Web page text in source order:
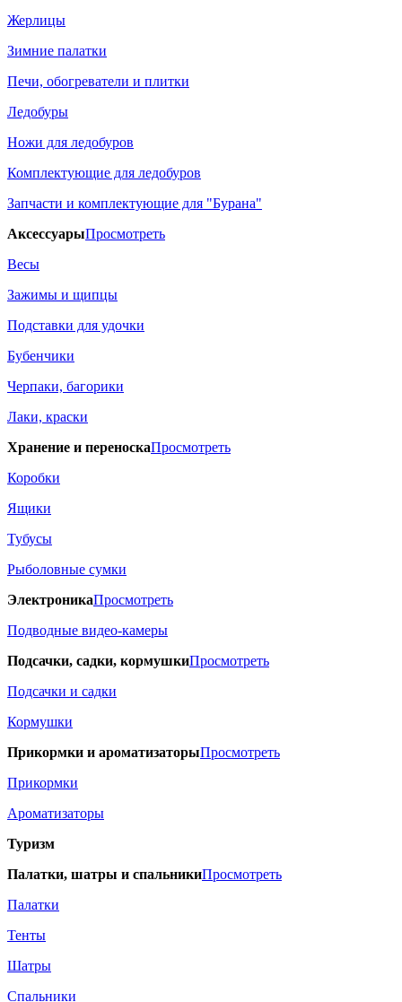
Жерлицы
Зимние палатки
Печи, обогреватели и плитки
Ледобуры
Ножи для ледобуров
Комплектующие для ледобуров
Запчасти и комплектующие для "Бурана"
АксессуарыПросмотреть
Весы
Зажимы и щипцы
Подставки для удочки
Бубенчики
Черпаки, багорики
Лаки, краски
Хранение и переноскаПросмотреть
Коробки
Ящики
Тубусы
Рыболовные сумки
ЭлектроникаПросмотреть
Подводные видео-камеры
Подсачки, садки, кормушкиПросмотреть
Подсачки и садки
Кормушки
Прикормки и ароматизаторыПросмотреть
Прикормки
Ароматизаторы
Туризм
Палатки, шатры и спальникиПросмотреть
Палатки
Тенты
Шатры
Спальники